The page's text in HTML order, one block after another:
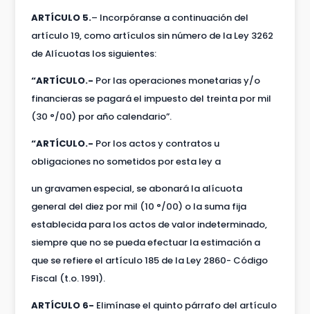
ARTÍCULO 5.– Incorpóranse a continuación del
artículo 19, como artículos sin número de la Ley 3262
de Alícuotas los siguientes:
“ARTÍCULO.- Por las operaciones monetarias y/o
financieras se pagará el impuesto del treinta por mil
(30 °/00) por año calendario”.
“ARTÍCULO.- Por los actos y contratos u
obligaciones no sometidos por esta ley a
un gravamen especial, se abonará la alícuota
general del diez por mil (10 °/00) o la suma fija
establecida para los actos de valor indeterminado,
siempre que no se pueda efectuar la estimación a
que se refiere el artículo 185 de la Ley 2860- Código
Fiscal (t.o. 1991).
ARTÍCULO 6- Elimínase el quinto párrafo del artículo